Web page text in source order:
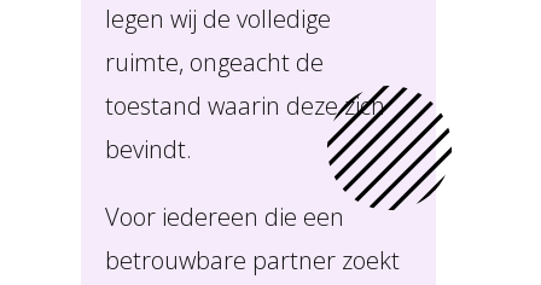
legen wij de volledige
ruimte, ongeacht de
toestand waarin deze zich
bevindt.
Voor iedereen die een
betrouwbare partner zoekt